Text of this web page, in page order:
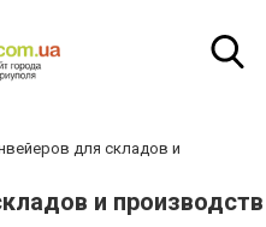
для складов и
и производств